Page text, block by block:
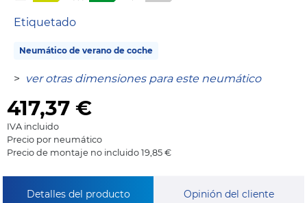
Etiquetado
Neumático de verano de coche
> ver otras dimensiones para este neumático
417,37 €
IVA incluido
Precio por neumático
Precio de montaje no incluido 19,85 €
Detalles del producto Opinión del cliente